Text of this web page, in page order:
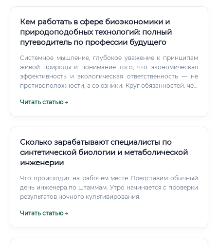
Кем работать в сфере биоэкономики и
природоподобных технологий: полный
путеводитель по профессии будущего
Системное мышление, глубокое уважение к принципам
живой природы и понимание того, что экономическая
эффективность и экологическая ответственность — не
противоположности, а союзники. Круг обязанностей: чем
специалиста по биоэкономике разнообразен и никогда
объектами Анализ свойств природных материалов и
процессов Поиск и изучение научной литературы по
профилю Написание научных статей и патентных заявок
Участие в научных конференциях и симпозиумах
Разработка гипотез и экспериментальных протоколов
Проектирование и разработка Создание прототипов
биотехнологических продуктов Моделирование
программ Разработка технической документации
Читать статью →
Сколько зарабатывают специалисты по
синтетической биологии и метаболической
инженерии
Что происходит на рабочем месте Представим обычный
день инженера по штаммам. Утро начинается с проверки
результатов ночного культивирования.
Читать статью →